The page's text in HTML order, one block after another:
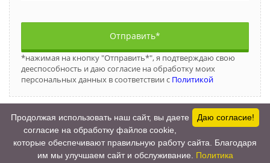
Отправить*
*нажимая на кнопку "Отправить*", я подтверждаю свою
дееспособность и даю согласие на обработку моих
персональных данных в соответствии с Политикой
2017-2026 © Все права защищены.
Даю согласие!
Продолжая использовать наш сайт, вы даете
согласие на обработку файлов cookie,
которые обеспечивают правильную работу сайта. Благодаря
им мы улучшаем сайт и обслуживание. Политика